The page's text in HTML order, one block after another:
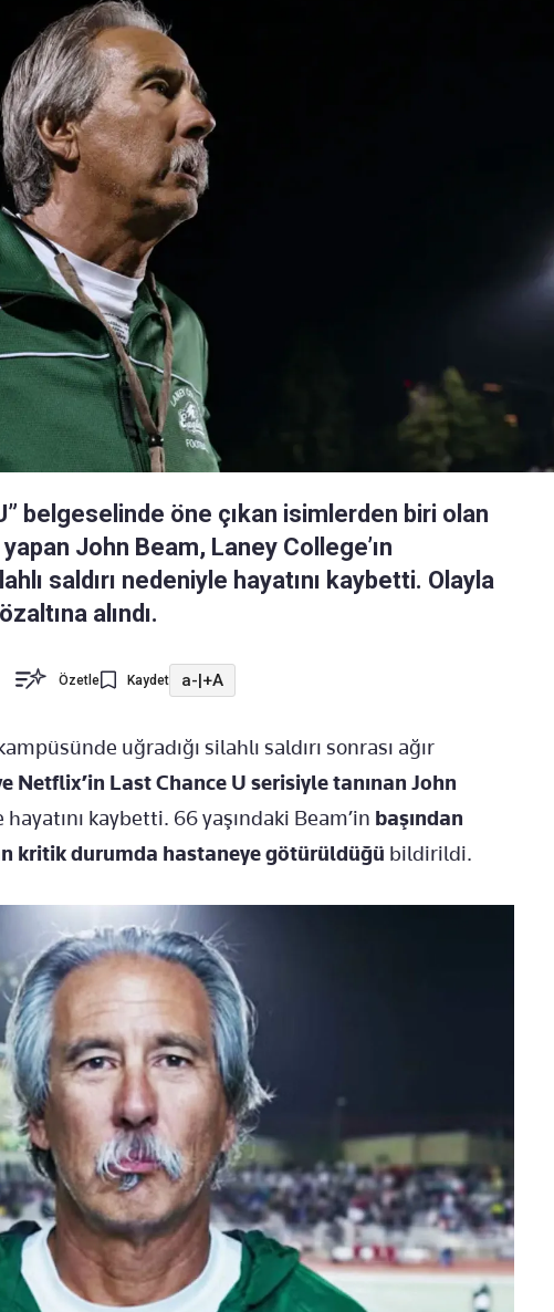
belgeselinde öne çıkan isimlerden biri olan
John Beam, Laney College’ın
saldırı nedeniyle hayatını kaybetti. Olayla
alındı.
Özetle Kaydet a-|+A
uğradığı silahlı saldırı sonrası ağır
Netflix’in Last Chance U serisiyle tanınan John
hayatını kaybetti. 66 yaşındaki Beam’in başından
kritik durumda hastaneye götürüldüğü bildirildi.